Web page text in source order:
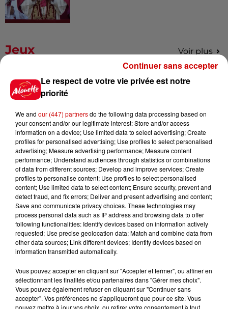
Jeux Voir plus
Gagnez vos places pour le
festival Marché Gourmand 2026
Le Duel - Gagnez vos entrées
pour l'un des zoos de nos
régions !
Destination Vacances - Gagnez
votre séjour en famille au cœur
de la...
Destination Vacances : inscrivez-
vous !
Le respect de votre vie privée est notre
priorité
We and our (447) partnersdo the following data processing based on
your consent and/or our legitimate interest: Store and/or access
information on a device; Use limited data to select advertising; Create
profiles for personalised advertising; Use profiles to select personalised
advertising; Measure advertising performance; Measure content
performance; Understand audiences through statistics or combinations
of data from different sources; Develop and improve services; Create
profiles to personalise content; Use profiles to select personalised
content; Use limited data to select content; Ensure security, prevent and
detect fraud, and fix errors; Deliver and present advertising and content;
Save and communicate privacy choices. These technologies may
process personal data such as IP address and browsing data to offer
following functionalities: Identify devices based on information actively
requested; Use precise geolocation data; Match and combine data from
other data sources; Link different devices; Identify devices based on
information transmitted automatically.
Vous pouvez accepter en cliquant sur "Accepter et fermer", ou affiner en
sélectionnant les finalités et/ou partenaires dans "Gérer mes choix".
Vous pouvez également refuser en cliquant sur "Continuer sans
accepter". Vos préférences ne s'appliqueront que pour ce site. Vous
pouvez mettre à jour vos choix, ou retirer votre consentement à tout
Continuer sans accepter